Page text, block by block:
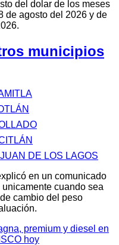
del dolar de los meses
de agosto del 2026 y de
municipios
DE LOS LAGOS
en un comunicado
cuando sea
cambio del peso
premium y diesel en
hoy